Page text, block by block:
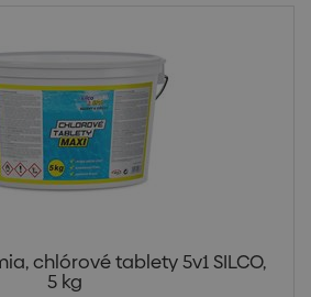
chlórové tablety 5v1 SILCO,
5 kg